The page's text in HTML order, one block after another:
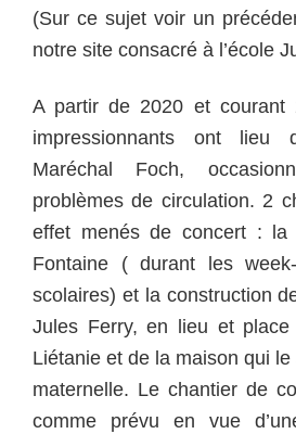
(Sur ce sujet voir un
notre site consacré à l’école
A partir de 2020 et courant
impressionnants ont
Maréchal Foch,
problèmes de circulation. 2
effet menés de concert : la
Fontaine ( durant les
scolaires) et la construction
Jules Ferry, en lieu et place
Liétanie et de la maison qui le
maternelle. Le chantier de
comme prévu en vue